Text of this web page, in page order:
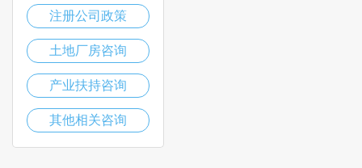
注册公司政策
土地厂房咨询
产业扶持咨询
其他相关咨询